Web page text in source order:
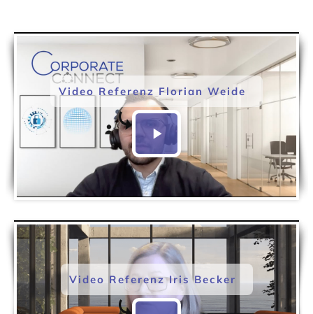
Video Referenz Florian Weide
Video Referenz Iris Becker